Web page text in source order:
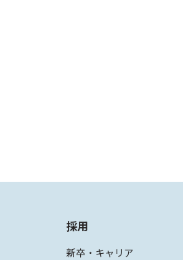
採用
新卒・キャリア